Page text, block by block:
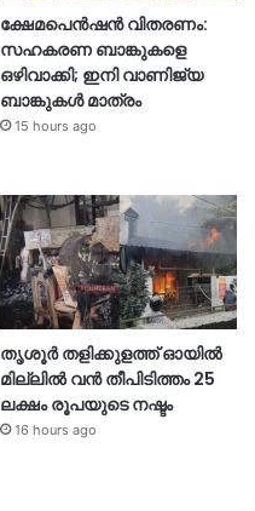
ക്ഷേമപെൻഷൻ വിതരണം:
സഹകരണ ബാങ്കുകളെ
ഒഴിവാക്കി; ഇനി വാണിജ്യ
ബാങ്കുകൾ മാത്രം
15 hours ago
തൃശൂര്‍ തളിക്കുളത്ത് ഓയില്‍
മില്ലില്‍ വൻ തീപിടിത്തം 25
ലക്ഷം രൂപയുടെ നഷ്ടം
16 hours ago